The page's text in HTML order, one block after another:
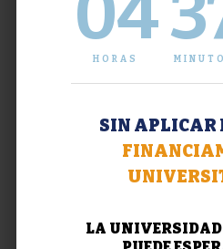
HORAS
SIN APLICAR
LA